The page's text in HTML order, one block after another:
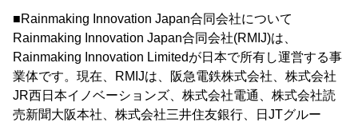
■Rainmaking Innovation Japan合同会社について
Rainmaking Innovation Japan合同会社(RMIJ)は、
Rainmaking Innovation Limitedが日本で所有し運営する事
業体です。現在、RMIJは、阪急電鉄株式会社、株式会社
JR西日本イノベーションズ、株式会社電通、株式会社読
売新聞大阪本社、株式会社三井住友銀行、日JTグルー